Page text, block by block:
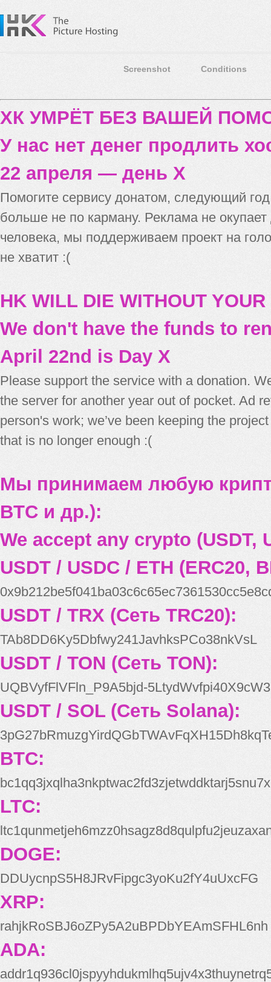
Screenshot Conditions
ХК УМРЁТ БЕЗ ВАШЕЙ
У нас нет денег продлить
22 апреля — день X
Помогите сервису донатом, следующий
больше не по карману. Реклама не
человека, мы поддерживаем проект на
не хватит :(
HK WILL DIE WITHOUT
We don't have the funds to
April 22nd is Day X
Please support the service with a donation.
the server for another year out of pocket. Ad
person's work; we’ve been keeping the
that is no longer enough :(
Мы принимаем любую
BTC и др.):
We accept any crypto (USDT,
USDT / USDC / ETH (ERC20,
USDT / TRX (Сеть TRC20):
TAb8DD6Ky5Dbfwy241JavhksPCo38nkVsL
USDT / TON (Сеть TON):
UQBVyfFlVFln_P9A5bjd-
USDT / SOL (Сеть Solana):
BTC:
bc1qq3jxqlha3nkptwac2fd3zjetwddktarj5snu7x
LTC:
DOGE:
DDUycnpS5H8JRvFipgc3yoKu2fY4uUxcFG
XRP:
rahjkRoSBJ6oZPy5A2uBPDbYEAmSFHL6nh
ADA: